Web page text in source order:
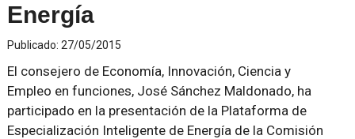
Energía
Publicado: 27/05/2015
El consejero de Economía, Innovación, Ciencia y
Empleo en funciones, José Sánchez Maldonado, ha
participado en la presentación de la Plataforma de
Especialización Inteligente de Energía de la Comisión